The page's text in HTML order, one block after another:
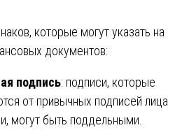
которые могут указать на
документов:
подпись: подписи, которые
от привычных подписей лица
могут быть поддельными.